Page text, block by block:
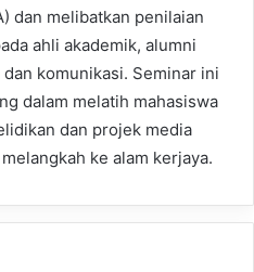
dan melibatkan penilaian
ahli akademik, alumni
komunikasi. Seminar ini
dalam melatih mahasiswa
dan projek media
ke alam kerjaya.